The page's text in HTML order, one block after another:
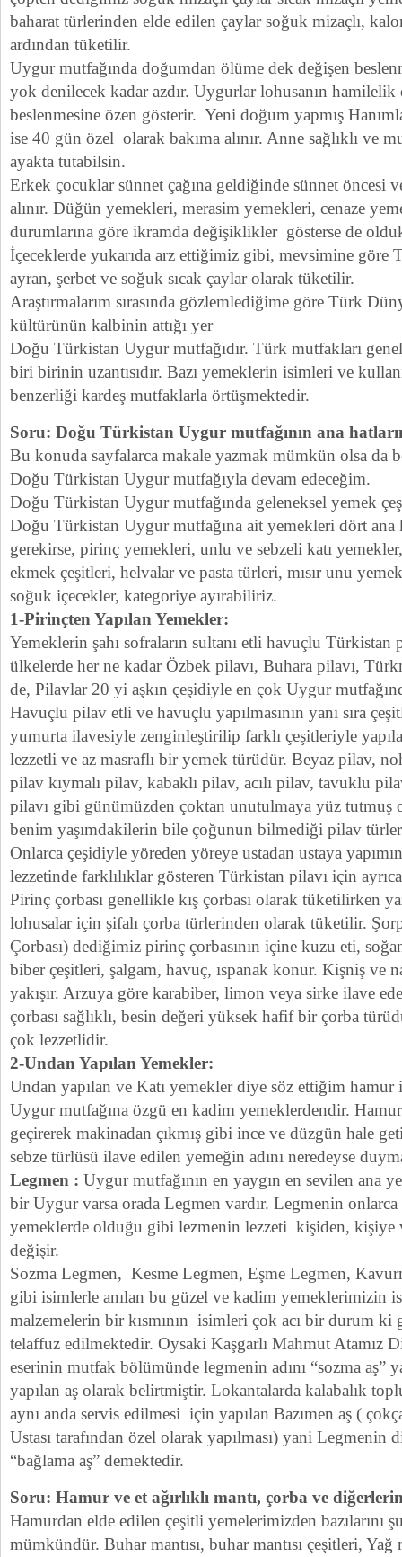
baharat türlerinden elde edilen çaylar soğuk mizaçlı,
ardından tüketilir.
Uygur mutfağında doğumdan ölüme dek değişen
yok denilecek kadar azdır. Uygurlar lohusanın
beslenmesine özen gösterir. Yeni doğum yapmış
ise 40 gün özel olarak bakıma alınır. Anne sağlıklı ve
ayakta tutabilsin.
Erkek çocuklar sünnet çağına geldiğinde sünnet öncesi
alınır. Düğün yemekleri, merasim yemekleri, cenaze
durumlarına göre ikramda değişiklikler gösterse de
İçeceklerde yukarıda arz ettiğimiz gibi, mevsimine göre
ayran, şerbet ve soğuk sıcak çaylar olarak tüketilir.
Araştırmalarım sırasında gözlemlediğime göre Türk
kültürünün kalbinin attığı yer
Doğu Türkistan Uygur mutfağıdır. Türk mutfakları
biri birinin uzantısıdır. Bazı yemeklerin isimleri ve
benzerliği kardeş mutfaklarla örtüşmektedir.
Soru: Doğu Türkistan Uygur mutfağının ana
Bu konuda sayfalarca makale yazmak mümkün olsa da
Doğu Türkistan Uygur mutfağıyla devam edeceğim.
Doğu Türkistan Uygur mutfağında geleneksel yemek
Doğu Türkistan Uygur mutfağına ait yemekleri dört ana
gerekirse, pirinç yemekleri, unlu ve sebzeli katı
ekmek çeşitleri, helvalar ve pasta türleri, mısır unu
soğuk içecekler, kategoriye ayırabiliriz.
1-Pirinçten Yapılan Yemekler:
Yemeklerin şahı sofraların sultanı etli havuçlu Türkistan
ülkelerde her ne kadar Özbek pilavı, Buhara pilavı,
de, Pilavlar 20 yi aşkın çeşidiyle en çok Uygur
Havuçlu pilav etli ve havuçlu yapılmasının yanı sıra
yumurta ilavesiyle zenginleştirilip farklı çeşitleriyle
lezzetli ve az masraflı bir yemek türüdür. Beyaz pilav,
pilav kıymalı pilav, kabaklı pilav, acılı pilav, tavuklu
pilavı gibi günümüzden çoktan unutulmaya yüz tutmuş
benim yaşımdakilerin bile çoğunun bilmediği pilav
Onlarca çeşidiyle yöreden yöreye ustadan ustaya
lezzetinde farklılıklar gösteren Türkistan pilavı için
Pirinç çorbası genellikle kış çorbası olarak tüketilirken
lohusalar için şifalı çorba türlerinden olarak tüketilir.
Çorbası) dediğimiz pirinç çorbasının içine kuzu eti,
biber çeşitleri, şalgam, havuç, ıspanak konur. Kişniş ve
yakışır. Arzuya göre karabiber, limon veya sirke ilave
çorbası sağlıklı, besin değeri yüksek hafif bir çorba
çok lezzetlidir.
2-Undan Yapılan Yemekler:
Undan yapılan ve Katı yemekler diye söz ettiğim
Uygur mutfağına özgü en kadim yemeklerdendir.
geçirerek makinadan çıkmış gibi ince ve düzgün hale
sebze türlüsü ilave edilen yemeğin adını neredeyse
Legmen : Uygur mutfağının en yaygın en sevilen ana
bir Uygur varsa orada Legmen vardır. Legmenin onlarca
yemeklerde olduğu gibi lezmenin lezzeti kişiden, kişiye
değişir.
Sozma Legmen, Kesme Legmen, Eşme Legmen,
gibi isimlerle anılan bu güzel ve kadim yemeklerimizin
malzemelerin bir kısmının isimleri çok acı bir durum ki
telaffuz edilmektedir. Oysaki Kaşgarlı Mahmut Atamız
eserinin mutfak bölümünde legmenin adını “sozma aş”
yapılan aş olarak belirtmiştir. Lokantalarda kalabalık
aynı anda servis edilmesi için yapılan Bazımen aş (
Ustası tarafından özel olarak yapılması) yani
“bağlama aş” demektedir.
Soru: Hamur ve et ağırlıklı mantı, çorba ve
Hamurdan elde edilen çeşitli yemelerimizden bazılarını
mümkündür. Buhar mantısı, buhar mantısı çeşitleri, Yağ